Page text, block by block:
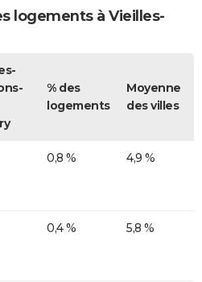
logements à Vieilles-
% des
logements
Moyenne
des villes
0,8 % 4,9 %
0,4 % 5,8 %